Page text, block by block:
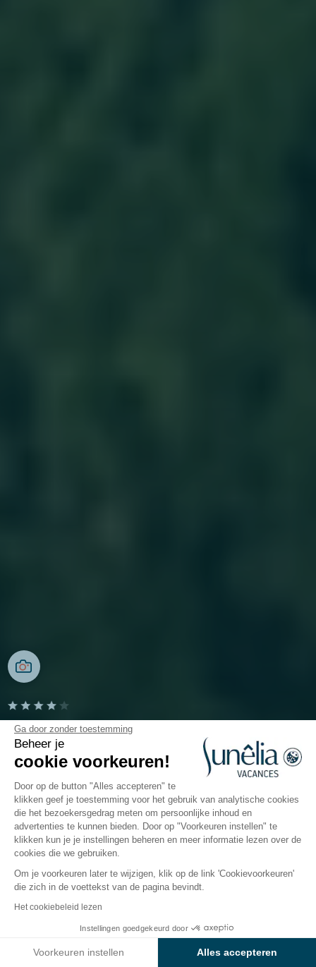
Ga door zonder toestemming
Beheer je
cookie voorkeuren!
Door op de button "Alles accepteren" te
klikken geef je toestemming voor het gebruik van analytische cookies
die het bezoekersgedrag meten om persoonlijke inhoud en
advertenties te kunnen bieden. Door op "Voorkeuren instellen" te
klikken kun je je instellingen beheren en meer informatie lezen over de
cookies die we gebruiken.
Om je voorkeuren later te wijzigen, klik op de link 'Cookievoorkeuren'
die zich in de voettekst van de pagina bevindt.
Het cookiebeleid lezen
Instellingen goedgekeurd door
Voorkeuren instellen Alles accepteren
Camping Fontaine Vieille
Andernos-les-Bains, Gironde
Open van 3 april 2026Tot27 september 2026
De camping Accommodaties Activiteiten
Bekijk prijzen en beschikbaarheid
De accommodaties van
camping
Sunêlia Fontaine Vieille
Te midden van fijne zandstranden en